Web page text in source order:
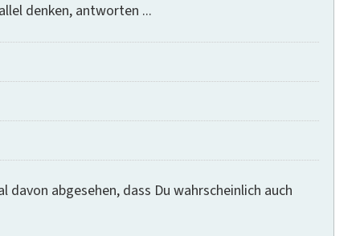
denken, antworten ...
abgesehen, dass Du wahrscheinlich auch